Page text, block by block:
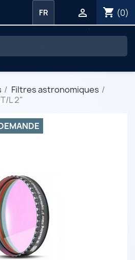
shopping_cart (0)

FR
Filtres astronomiques
L 2"